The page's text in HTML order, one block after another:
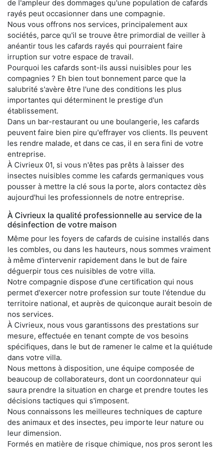
de l'ampleur des dommages qu'une population de cafards
rayés peut occasionner dans une compagnie.
Nous vous offrons nos services, principalement aux
sociétés, parce qu'il se trouve être primordial de veiller à
anéantir tous les cafards rayés qui pourraient faire
irruption sur votre espace de travail.
Pourquoi les cafards sont-ils aussi nuisibles pour les
compagnies ? Eh bien tout bonnement parce que la
salubrité s'avère être l'une des conditions les plus
importantes qui déterminent le prestige d'un
établissement.
Dans un bar-restaurant ou une boulangerie, les cafards
peuvent faire bien pire qu'effrayer vos clients. Ils peuvent
les rendre malade, et dans ce cas, il en sera fini de votre
entreprise.
À Civrieux 01, si vous n'êtes pas prêts à laisser des
insectes nuisibles comme les cafards germaniques vous
pousser à mettre la clé sous la porte, alors contactez dès
aujourd'hui les professionnels de notre entreprise.
À Civrieux la qualité professionnelle au service de la
désinfection de votre maison
Même pour les foyers de cafards de cuisine installés dans
les combles, ou dans les hauteurs, nous sommes vraiment
à même d'intervenir rapidement dans le but de faire
déguerpir tous ces nuisibles de votre villa.
Notre compagnie dispose d'une certification qui nous
permet d'exercer notre profession sur toute l'étendue du
territoire national, et auprès de quiconque aurait besoin de
nos services.
À Civrieux, nous vous garantissons des prestations sur
mesure, effectuée en tenant compte de vos besoins
spécifiques, dans le but de ramener le calme et la quiétude
dans votre villa.
Nous mettons à disposition, une équipe composée de
beaucoup de collaborateurs, dont un coordonnateur qui
saura prendre la situation en charge et prendre toutes les
décisions tactiques qui s'imposent.
Nous connaissons les meilleures techniques de capture
des animaux et des insectes, peu importe leur nature ou
leur dimension.
Formés en matière de risque chimique, nos pros seront les